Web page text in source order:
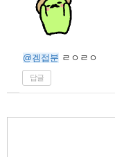
@겜접분 ㄹㅇㄹㅇ
답글